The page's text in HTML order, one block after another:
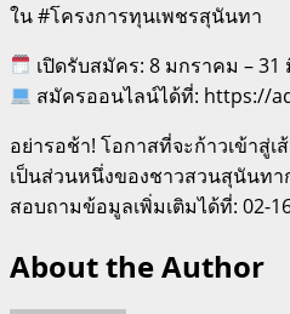
ใน #โครงการทุนเพชรสุนันทา
เปิดรับสมัคร: 8 มกราคม –
สมัครออนไลน์ได้ที่: https://
อย่ารอช้า! โอกาสที่จะก้าวเข้าสู่เ
เป็นส่วนหนึ่งของชาวสวนสุนันท
สอบถามข้อมูลเพิ่มเติมได้ที่: 02-
About the Author